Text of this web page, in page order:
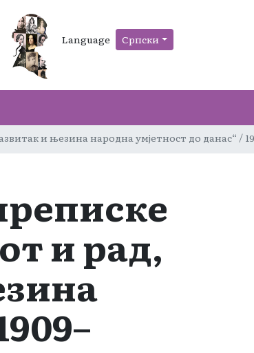
Language Српски
и њезина народна умјетност до данас“ /
и рад,